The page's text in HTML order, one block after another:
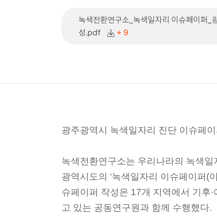
녹색전환연구소_녹색일자리 이슈페이퍼_
성.pdf
+ 9
광주광역시 녹색일자리 진단 이슈페
녹색전환연구소는 우리나라의 녹색
광역시도의 ‘녹색일자리 이슈페이퍼(
슈페이퍼 작성은 17개 지역에서 기후
고 있는 공동연구원과 함께 수행했다.